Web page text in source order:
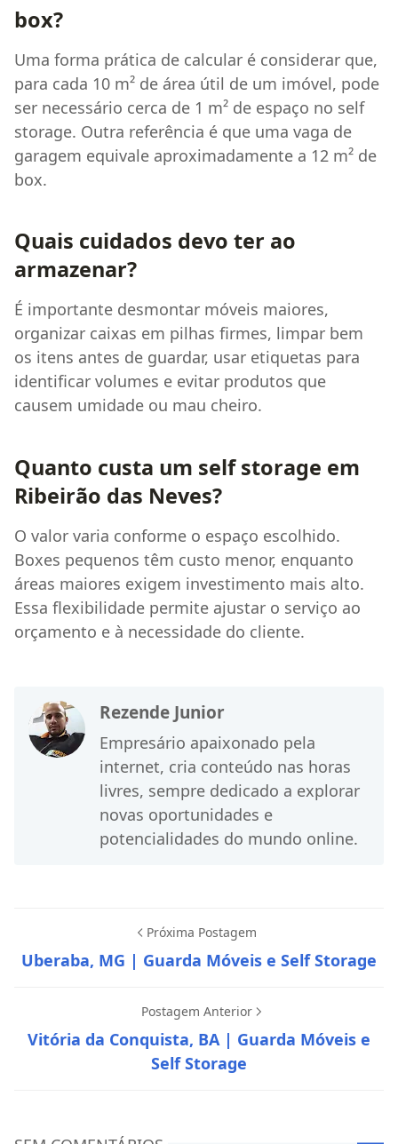
box?
Uma forma prática de calcular é considerar que,
para cada 10 m² de área útil de um imóvel, pode
ser necessário cerca de 1 m² de espaço no self
storage. Outra referência é que uma vaga de
garagem equivale aproximadamente a 12 m² de
box.
Quais cuidados devo ter ao
armazenar?
É importante desmontar móveis maiores,
organizar caixas em pilhas firmes, limpar bem
os itens antes de guardar, usar etiquetas para
identificar volumes e evitar produtos que
causem umidade ou mau cheiro.
Quanto custa um self storage em
Ribeirão das Neves?
O valor varia conforme o espaço escolhido.
Boxes pequenos têm custo menor, enquanto
áreas maiores exigem investimento mais alto.
Essa flexibilidade permite ajustar o serviço ao
orçamento e à necessidade do cliente.
Rezende Junior
Empresário apaixonado pela
internet, cria conteúdo nas horas
livres, sempre dedicado a explorar
novas oportunidades e
potencialidades do mundo online.
Próxima Postagem
Uberaba, MG | Guarda Móveis e Self Storage
Postagem Anterior
Vitória da Conquista, BA | Guarda Móveis e
Self Storage